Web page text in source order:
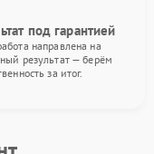
под гарантией
направлена на
результат — берём
за итог.